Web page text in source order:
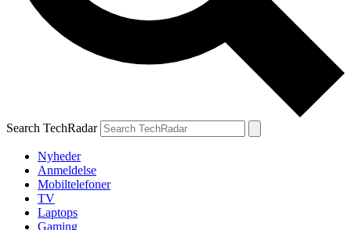
Search TechRadar
Nyheder
Anmeldelse
Mobiltelefoner
TV
Laptops
Gaming